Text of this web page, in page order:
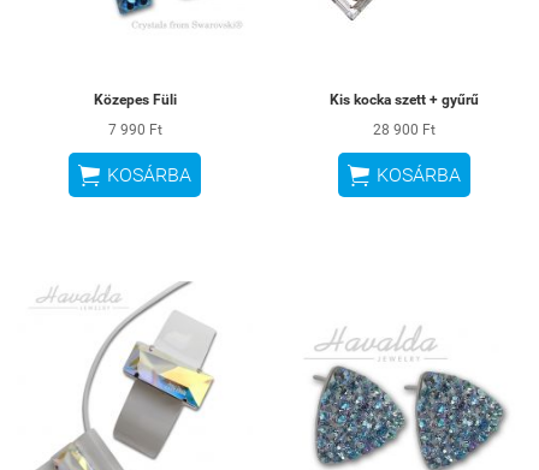
Közepes Füli
7 990 Ft
 KOSÁRBA
Kis kocka szett + gyűrű
28 900 Ft
 KOSÁRBA